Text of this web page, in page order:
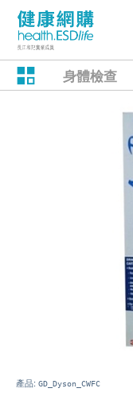
身體檢查
產品: GD_Dyson_CWFC